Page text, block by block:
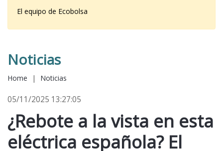
El equipo de Ecobolsa
Noticias
Home | Noticias
05/11/2025 13:27:05
¿Rebote a la vista en esta
eléctrica española? El